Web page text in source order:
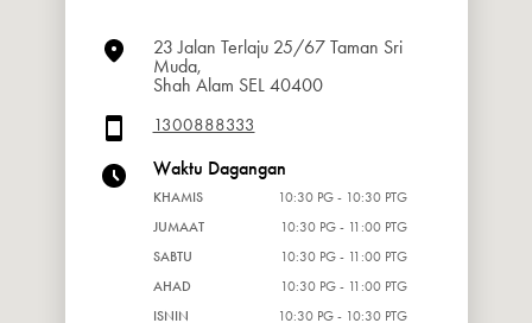
23 Jalan Terlaju 25/67 Taman Sri
Muda,
Shah Alam SEL 40400
1300888333
Waktu Dagangan
KHAMIS
10:30 PG - 10:30 PTG
JUMAAT
10:30 PG - 11:00 PTG
SABTU
10:30 PG - 11:00 PTG
AHAD
10:30 PG - 11:00 PTG
ISNIN
10:30 PG - 10:30 PTG